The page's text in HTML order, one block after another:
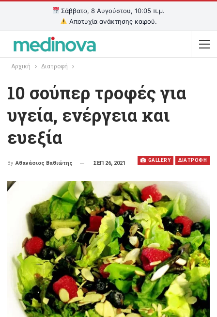
Σάββατο, 8 Αυγούστου, 10:06 π.μ.
Αποτυχία ανάκτησης καιρού.
Αρχική Διατροφή
10 σούπερ τροφές για
υγεία, ενέργεια και
ευεξία
GALLERY ΔΙΑΤΡΟΦΗ
By Αθανάσιος Βαθιώτης ΣΕΠ 26, 2021